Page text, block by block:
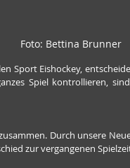
Foto: Bettina Brunner
Sport Eishockey,
Spiel kontrollieren,
Durch unsere
zur vergangenen